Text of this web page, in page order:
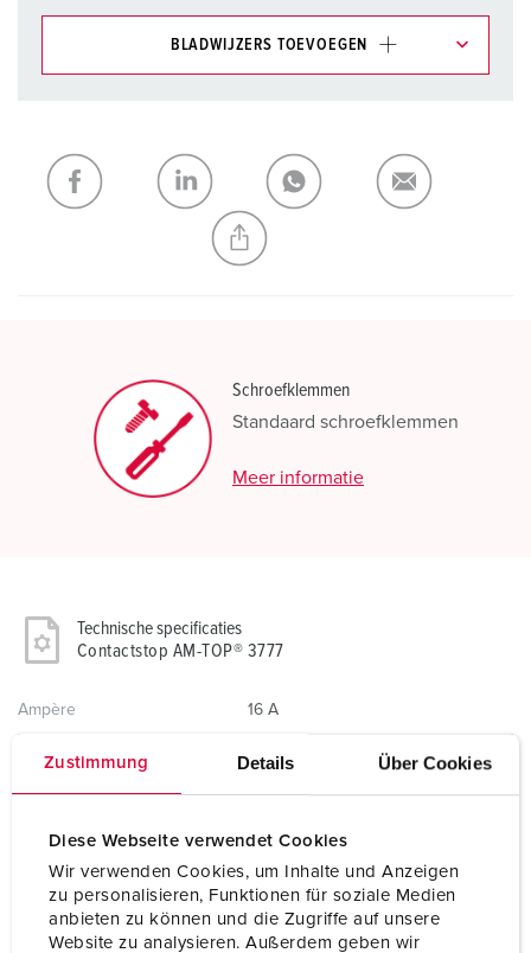
Zustimmung Details Über Cookies
Diese Webseite verwendet Cookies
Wir verwenden Cookies, um Inhalte und Anzeigen
zu personalisieren, Funktionen für soziale Medien
anbieten zu können und die Zugriffe auf unsere
Website zu analysieren. Außerdem geben wir
BLADWIJZERS TOEVOEGEN
Mijn lijst TOEVOEGEN
NIEUW LIJST MAKEN
Schroefklemmen
Standaard schroefklemmen
Meer informatie
Technische specificaties
Contactstop AM-TOP® 3777
Ampère 16 A
Polen 7 p
Hertz 50-60 Hz